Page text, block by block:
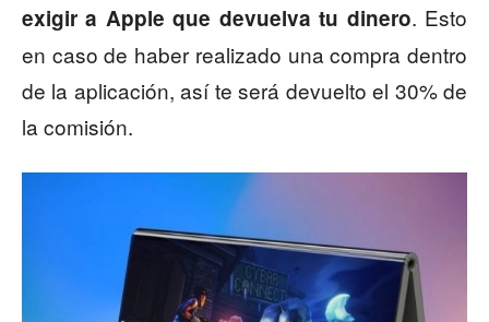
exigir a Apple que devuelva tu dinero. Esto
en caso de haber realizado una compra dentro
de la aplicación, así te será devuelto el 30% de
la comisión.